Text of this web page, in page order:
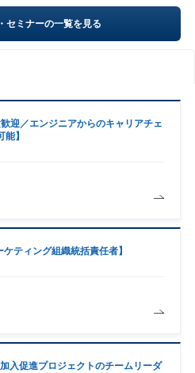
セミナーの一覧を見る
迎／エンジニアからのキャリアチェ
】
ティング組織統括責任者】
入促進プロジェクトのチームリーダ